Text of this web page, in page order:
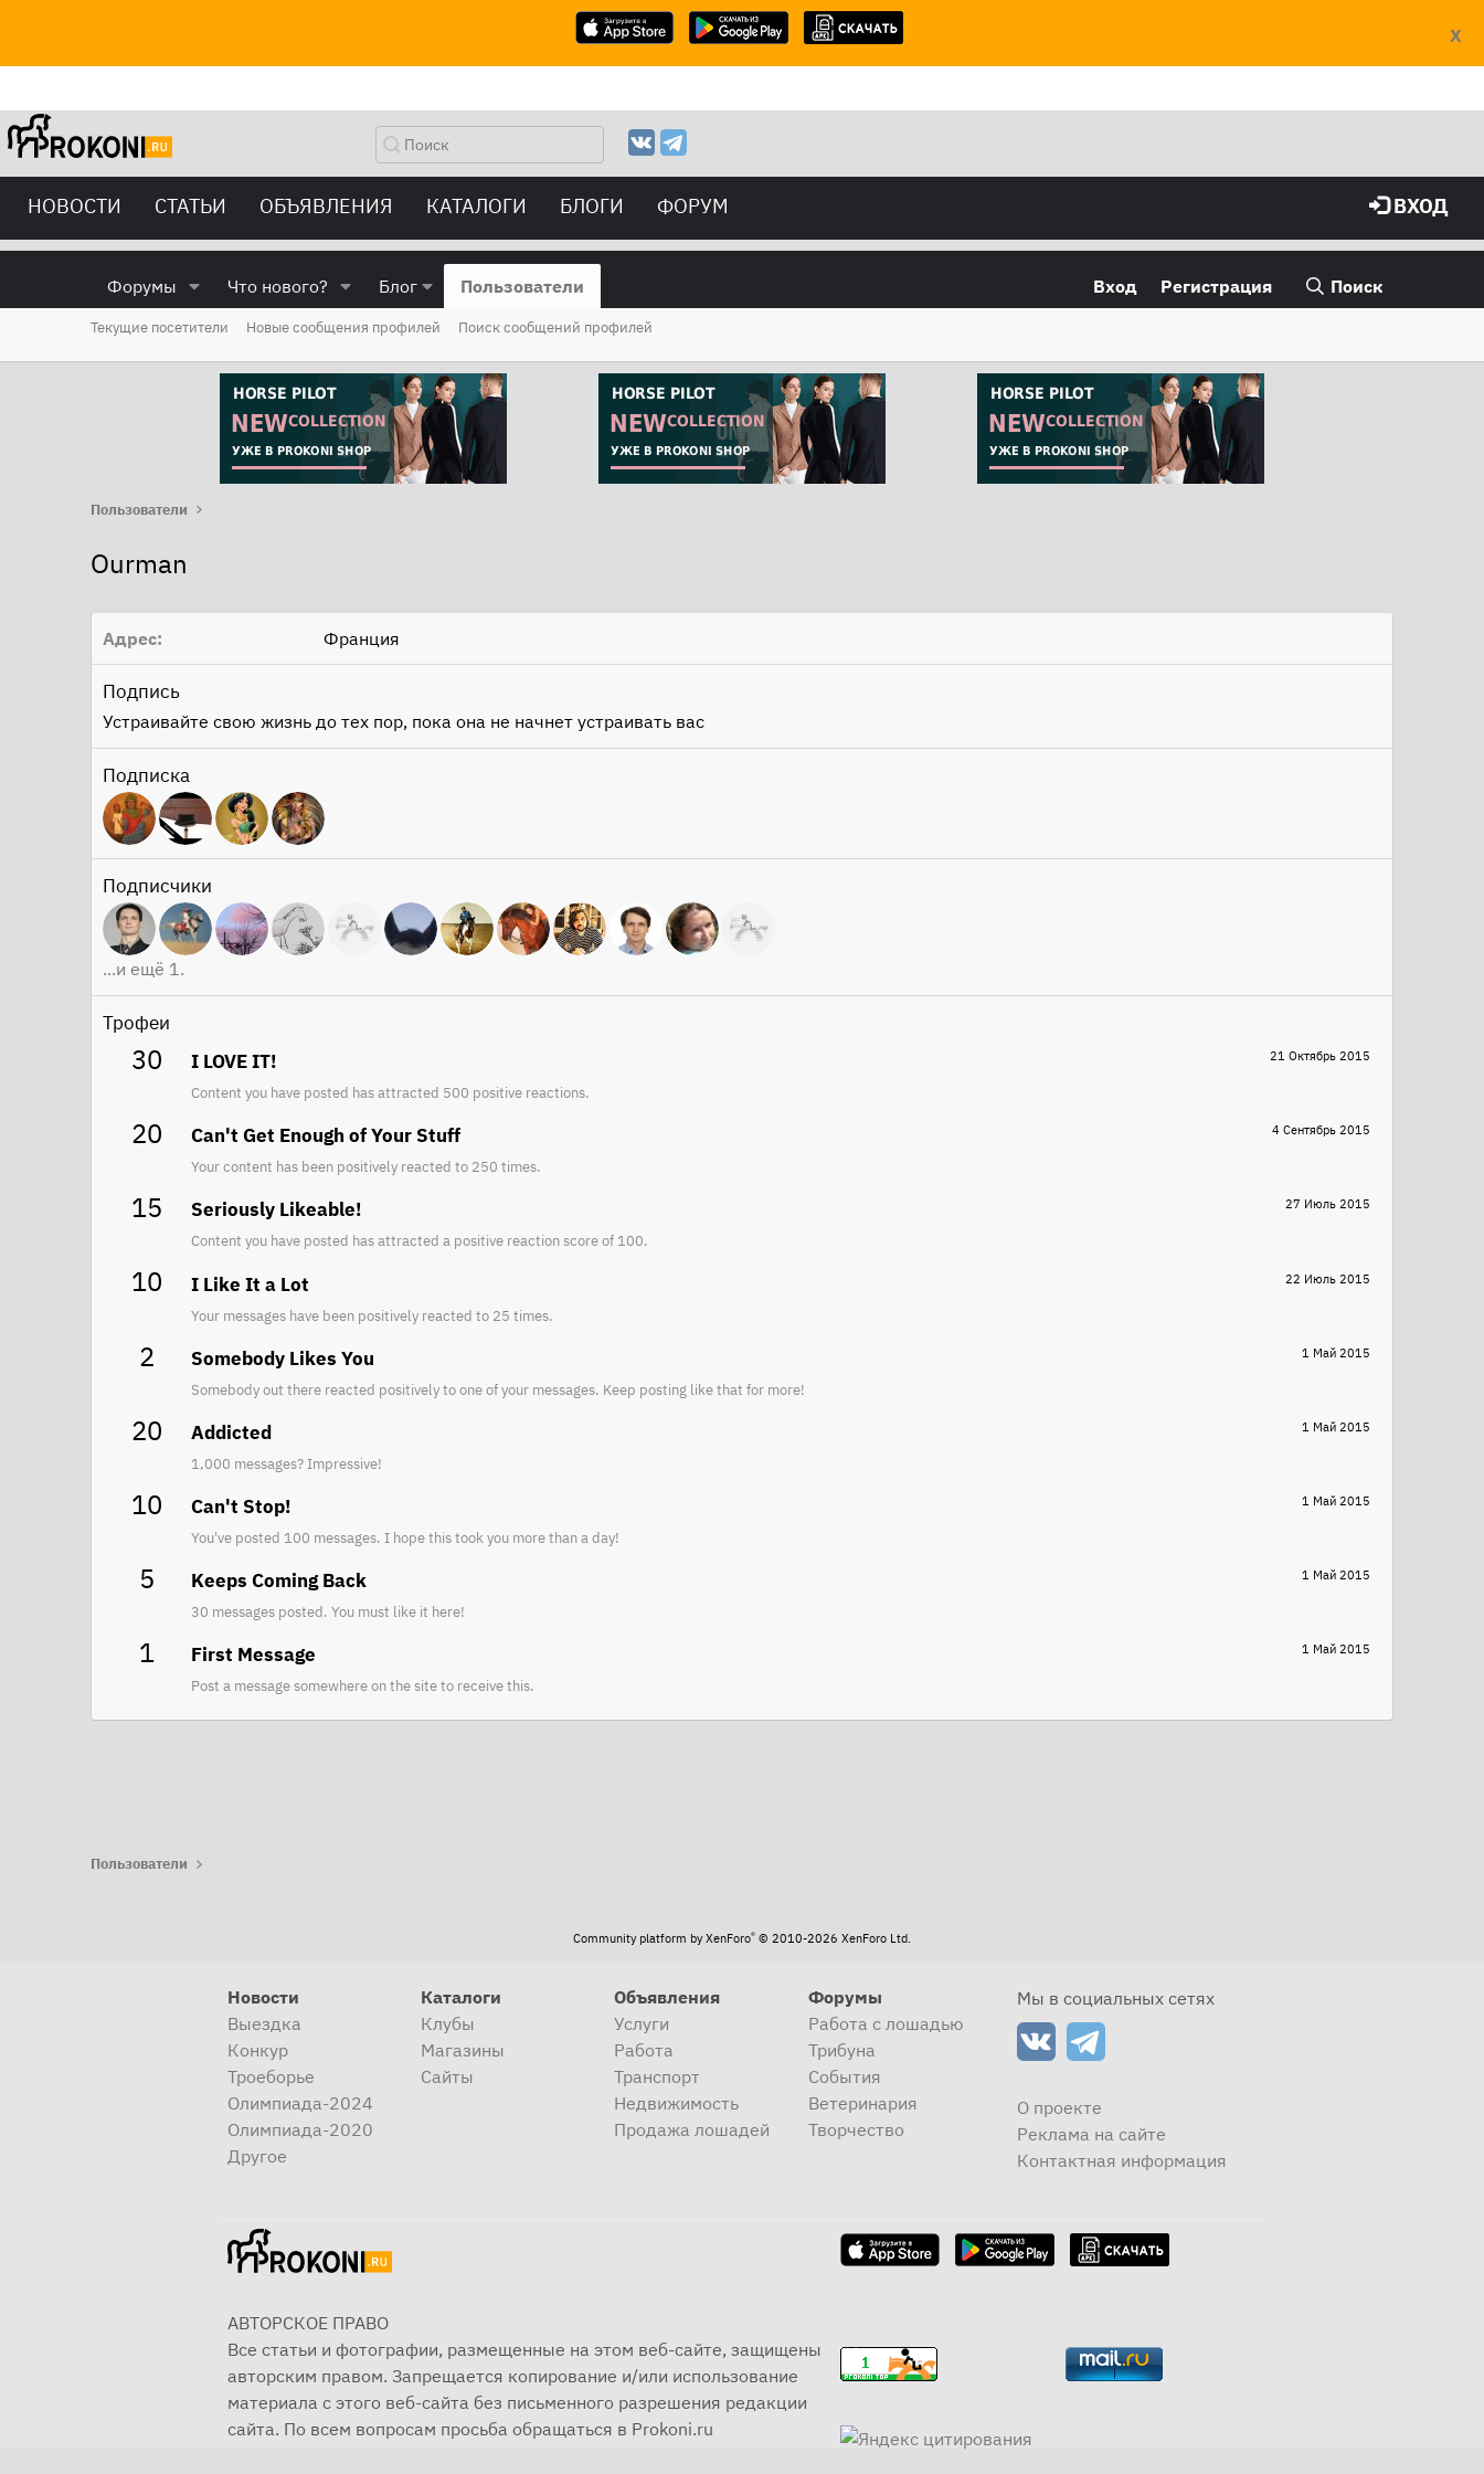
X
НОВОСТИ СТАТЬИ ОБЪЯВЛЕНИЯ КАТАЛОГИ БЛОГИ ФОРУМ ВХОД
Форумы Что нового? Блог Пользователи Вход Регистрация Поиск
Текущие посетители Новые сообщения профилей Поиск сообщений профилей
Пользователи
Ourman
Адрес Франция
Подпись
Устраивайте свою жизнь до тех пор, пока она не начнет устраивать вас
Подписка
Подписчики
...и ещё 1.
Трофеи
30 21 Октябрь 2015
I LOVE IT!
Content you have posted has attracted 500 positive reactions.
20 4 Сентябрь 2015
Can't Get Enough of Your Stuff
Your content has been positively reacted to 250 times.
15 27 Июль 2015
Seriously Likeable!
Content you have posted has attracted a positive reaction score of 100.
10 22 Июль 2015
I Like It a Lot
Your messages have been positively reacted to 25 times.
2 1 Май 2015
Somebody Likes You
Somebody out there reacted positively to one of your messages. Keep posting like that for more!
20 1 Май 2015
Addicted
1,000 messages? Impressive!
10 1 Май 2015
Can't Stop!
You've posted 100 messages. I hope this took you more than a day!
5 1 Май 2015
Keeps Coming Back
30 messages posted. You must like it here!
1 1 Май 2015
First Message
Post a message somewhere on the site to receive this.
Пользователи
Community platform by XenForo® © 2010-2026 XenForo Ltd.
Новости
Выездка
Конкур
Троеборье
Олимпиада-2024
Олимпиада-2020
Другое
Каталоги
Клубы
Магазины
Сайты
Объявления
Услуги
Работа
Транспорт
Недвижимость
Продажа лошадей
Форумы
Работа с лошадью
Трибуна
События
Ветеринария
Творчество
Мы в социальных сетях
О проекте
Реклама на сайте
Контактная информация
АВТОРСКОЕ ПРАВО
Все статьи и фотографии, размещенные на этом веб-сайте, защищены
авторским правом. Запрещается копирование и/или использование
материала с этого веб-сайта без письменного разрешения редакции
сайта. По всем вопросам просьба обращаться в Prokoni.ru